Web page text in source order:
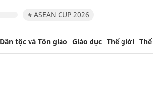
# ASEAN CUP 2026
Dân tộc và Tôn giáo Giáo dục Thế giới